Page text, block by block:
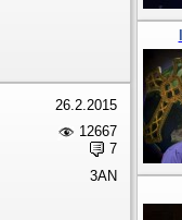
26.2.2015
12667
7
3AN